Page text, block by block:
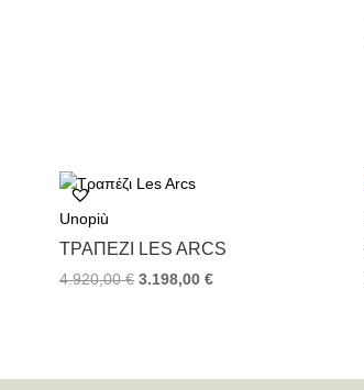
Unopiù
TΡΑΠΈΖΙ LES ARCS
4.920,00€ 3.198,00€